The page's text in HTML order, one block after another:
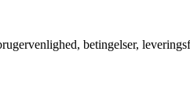
betingelser,